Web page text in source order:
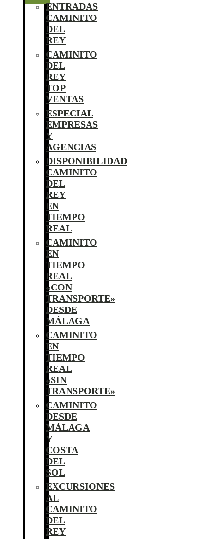
ENTRADAS
CAMINITO
DEL
REY
CAMINITO
DEL
REY
TOP
VENTAS
ESPECIAL
EMPRESAS
Y
AGENCIAS
DISPONIBILIDAD
CAMINITO
DEL
REY
EN
TIEMPO
REAL
CAMINITO
EN
TIEMPO
REAL
«CON
TRANSPORTE»
DESDE
MÁLAGA
CAMINITO
EN
TIEMPO
REAL
«SIN
TRANSPORTE»
CAMINITO
DESDE
MÁLAGA
Y
COSTA
DEL
SOL
EXCURSIONES
AL
CAMINITO
DEL
REY